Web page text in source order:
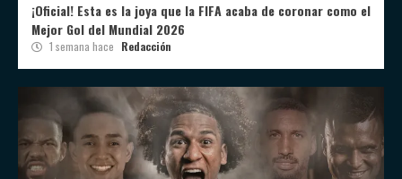
¡Oficial! Esta es la joya que la FIFA acaba de coronar como el
Mejor Gol del Mundial 2026
1 semana hace Redacción